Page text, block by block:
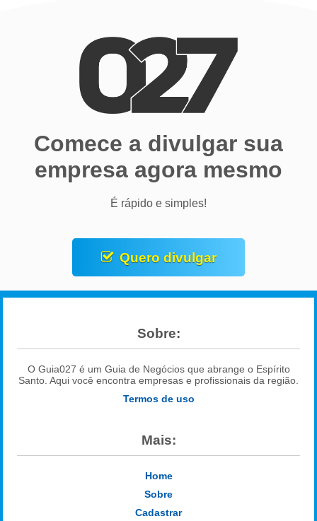
Comece a divulgar sua
empresa agora mesmo
É rápido e simples!
Quero divulgar
Sobre:
O Guia027 é um Guia de Negócios que abrange o Espírito
Santo. Aqui você encontra empresas e profissionais da região.
Termos de uso
Mais:
Home
Sobre
Cadastrar